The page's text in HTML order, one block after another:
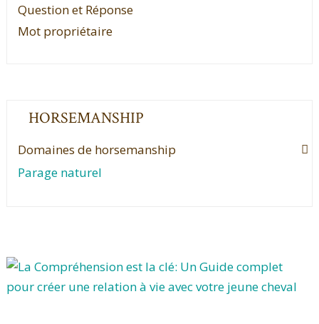
Question et Réponse
Mot propriétaire
HORSEMANSHIP
Domaines de horsemanship
Parage naturel